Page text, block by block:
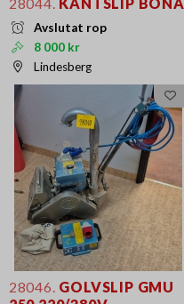
Avslutat rop
8 000 kr
Lindesberg
28046. GOLVSLIP GMU